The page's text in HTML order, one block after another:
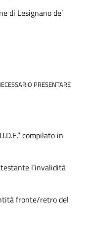
di Lesignano de’
PRESENTARE
compilato in
l’invalidità
fronte/retro del